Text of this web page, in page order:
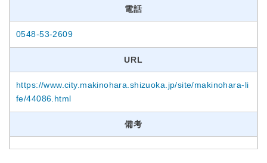
電話
0548-53-2609
URL
https://www.city.makinohara.shizuoka.jp/site/makinohara-li
fe/44086.html
備考